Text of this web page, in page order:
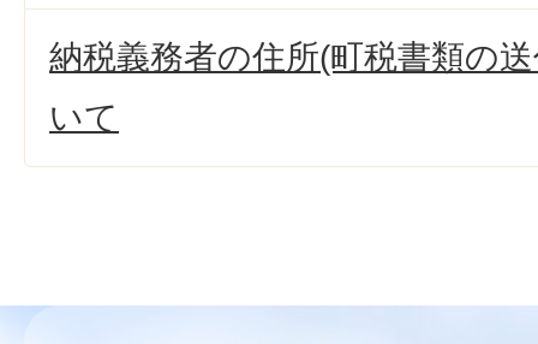
納税義務者の住所(町税書類の
いて